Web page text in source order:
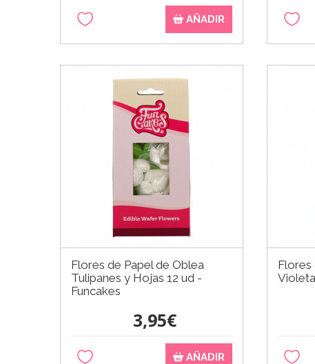
AÑADIR
Flores de Papel de Oblea
Tulipanes y Hojas 12 ud -
Funcakes
3,95€
AÑADIR
Flores